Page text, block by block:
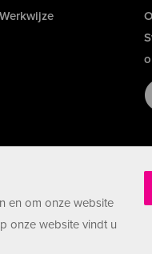
en om onze website
onze website vindt u